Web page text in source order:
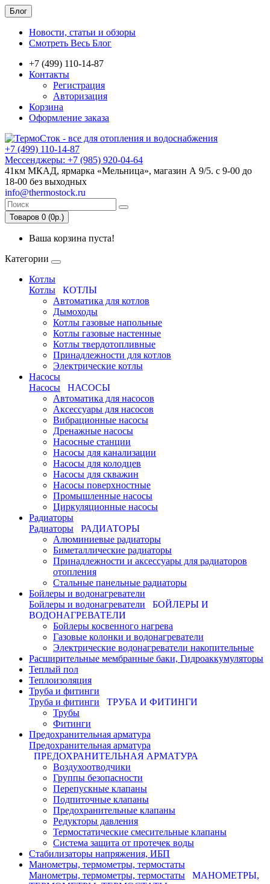
Блог
Новости, статьи и обзоры
Смотреть Весь Блог
+7 (499) 110-14-87
Контакты
Регистрация
Авторизация
Корзина
Оформление заказа
+7 (499) 110-14-87
Мессенджеры: +7 (985) 920-04-64
41км МКАД, ярмарка «Мельница», магазин А 9/5. с 9-00 до
18-00 без выходных
info@thermostock.ru
Товаров 0 (0р.)
Ваша корзина пуста!
Категории
Котлы
Котлы
КОТЛЫ
Автоматика для котлов
Дымоходы
Котлы газовые напольные
Котлы газовые настенные
Котлы твердотопливные
Принадлежности для котлов
Электрические котлы
Насосы
Насосы
НАСОСЫ
Автоматика для насосов
Аксессуары для насосов
Вибрационные насосы
Дренажные насосы
Насосные станции
Насосы для канализации
Насосы для колодцев
Насосы для скважин
Насосы поверхностные
Промышленные насосы
Циркуляционные насосы
Радиаторы
Радиаторы
РАДИАТОРЫ
Алюминиевые радиаторы
Биметаллические радиаторы
Принадлежности и аксессуары для радиаторов
отопления
Стальные панельные радиаторы
Бойлеры и водонагреватели
Бойлеры и водонагреватели
БОЙЛЕРЫ И
ВОДОНАГРЕВАТЕЛИ
Бойлеры косвенного нагрева
Газовые колонки и водонагреватели
Электрические водонагреватели накопительные
Расширительные мембранные баки, Гидроаккумуляторы
Теплый пол
Теплоизоляция
Труба и фитинги
Труба и фитинги
ТРУБА И ФИТИНГИ
Трубы
Фитинги
Предохранительная арматура
Предохранительная арматура
ПРЕДОХРАНИТЕЛЬНАЯ АРМАТУРА
Воздухоотводчики
Группы безопасности
Перепускные клапаны
Подпиточные клапаны
Предохранительные клапаны
Редукторы давления
Термостатические смесительные клапаны
Система защита от протечек воды
Стабилизаторы напряжения, ИБП
Манометры, термометры, термостаты
Манометры, термометры, термостаты
МАНОМЕТРЫ,